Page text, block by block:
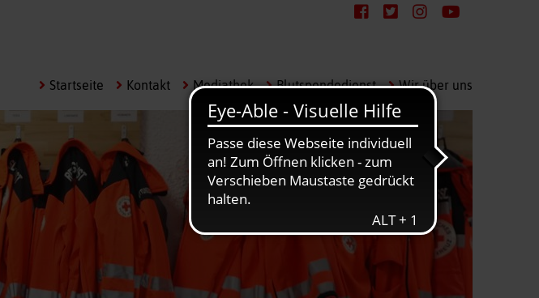
NavigationStartseite Kontakt Mediathek Blutspendedienst Wir über uns